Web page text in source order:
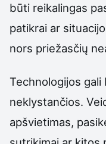
būti reikalingas
patikrai ar
nors priežasčių
Technologijos
neklystančios.
apšvietimas,